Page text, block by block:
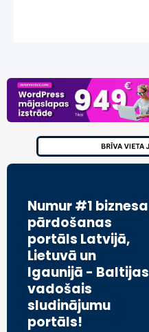
Numur #1 biznesa
pārdošanas
portāls Latvijā,
Lietuvā un
Igaunijā - Baltijas
vadošais
sludinājumu
portāls!